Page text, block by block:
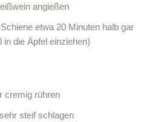
angießen
etwa 20 Minuten halb gar
die Äpfel einziehen)
cremig rühren
steif schlagen